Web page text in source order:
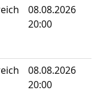
08.08.2026
20:00
08.08.2026
20:00